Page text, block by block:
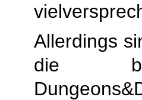
Allerdings
die